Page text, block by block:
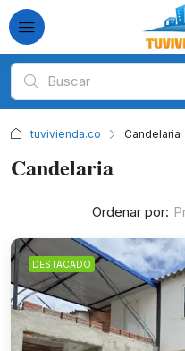
tuvivienda.co Candelaria
Candelaria
Ordenar por:
DESTACADO